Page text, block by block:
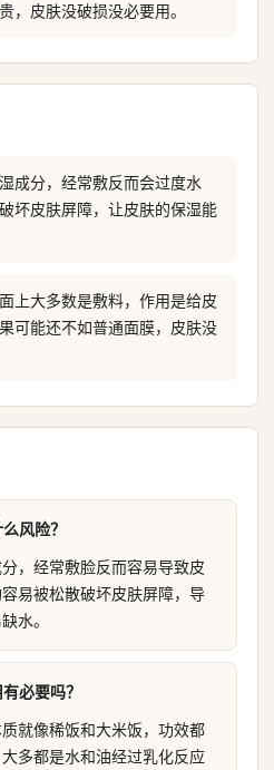
，皮肤没破损没必要用。
成分，经常敷反而会过度水
坏皮肤屏障，让皮肤的保湿能
上大多数是敷料，作用是给皮
可能还不如普通面膜，皮肤没
风险？
，经常敷脸反而容易导致皮
易被松散破坏皮肤屏障，导
水。
必要吗？
就像稀饭和大米饭，功效都
多都是水和油经过乳化反应